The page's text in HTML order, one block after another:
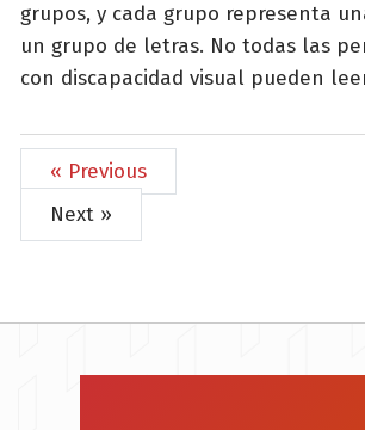
grupos, y cada grupo representa
un grupo de letras. No todas las
con discapacidad visual pueden
« Previous
Next »